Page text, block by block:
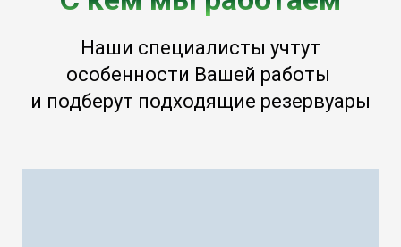
Наши специалисты учтут
особенности Вашей работы
и подберут подходящие резервуары